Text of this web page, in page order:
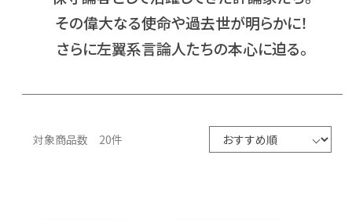
CD
雑貨
その偉大なる使命や過去世が明らかに！
さらに左翼系言論人たちの本心に迫る。
対象商品数 20件